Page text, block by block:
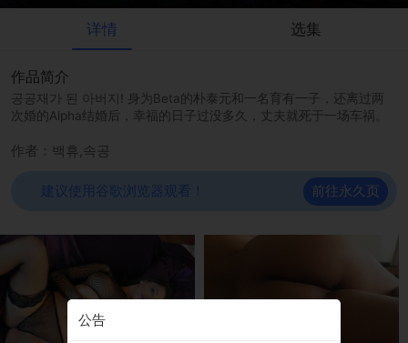
详情 选集
作品简介
공공재가 된 아버지! 身为Beta的朴泰元和一名育有一子，还离过两
次婚的Alpha结婚后，幸福的日子过没多久，丈夫就死于一场车祸。
作者：백휴,속공
建议使用谷歌浏览器观看！ 前往永久页
公告